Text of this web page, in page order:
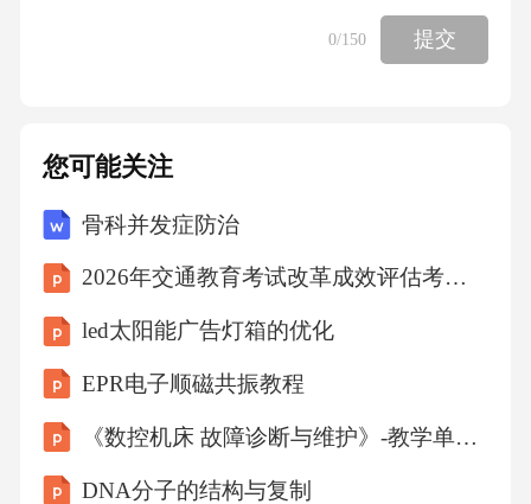
0/150 提交
您可能关注
骨科并发症防治
2026年交通教育考试改革成效评估考核试卷
led太阳能广告灯箱的优化
EPR电子顺磁共振教程
《数控机床 故障诊断与维护》-教学单元4 数控系统调试与维护
DNA分子的结构与复制